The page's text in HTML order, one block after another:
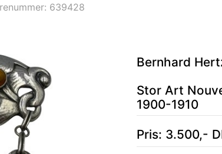
639428
Bernhard
Stor Art
1900-1910
Pris: 3.500,-